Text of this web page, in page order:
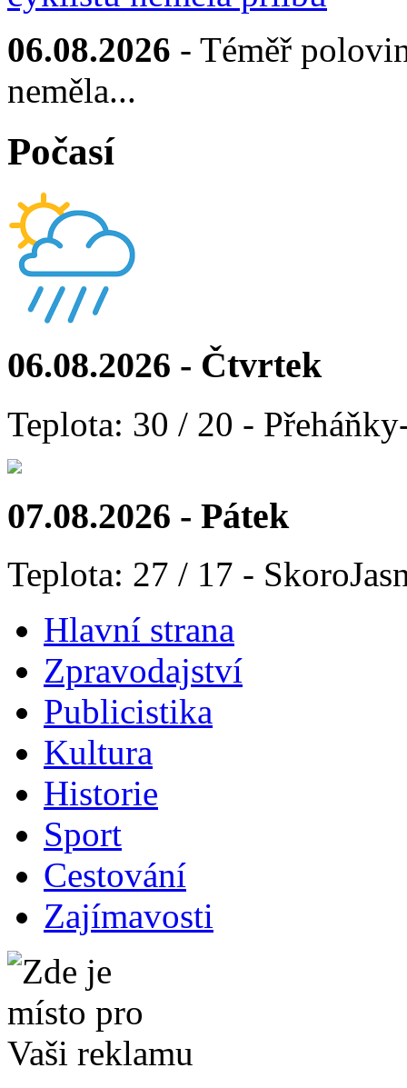
06.08.2026 - Téměř
neměla...
Počasí
06.08.2026 - Čtvrtek
Teplota: 30 / 20 -
07.08.2026 - Pátek
Teplota: 27 / 17 -
Hlavní strana
Zpravodajství
Publicistika
Kultura
Historie
Sport
Cestování
Zajímavosti